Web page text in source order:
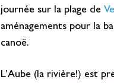
journée sur la plage de
aménagements pour la
canoë.
L’Aube (la rivière!) est